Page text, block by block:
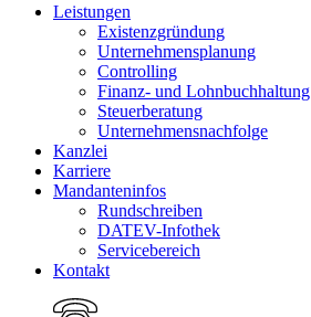
Leistungen
Existenzgründung
Unternehmensplanung
Controlling
Finanz- und Lohnbuchhaltung
Steuerberatung
Unternehmensnachfolge
Kanzlei
Karriere
Mandanteninfos
Rundschreiben
DATEV-Infothek
Servicebereich
Kontakt